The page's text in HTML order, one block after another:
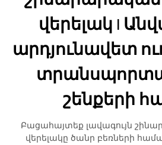
վերելակ |
արդյունավետ
շենքերի
Բացահայտեք լավագույն
վերելակը ծանր բեռների